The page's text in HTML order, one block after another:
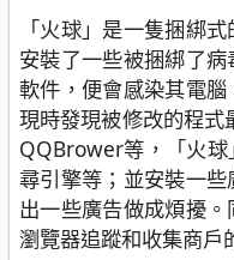
「火球」是一隻捆綁
安裝了一些被捆綁了
軟件，便會感染其電
現時發現被修改的程
QQBrower等，「火球
尋引擎等；並安裝一
出一些廣告做成煩擾
瀏覽器追蹤和收集商戶